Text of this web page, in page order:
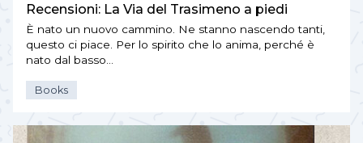
Recensioni: La Via del Trasimeno a piedi
È nato un nuovo cammino. Ne stanno nascendo tanti,
questo ci piace. Per lo spirito che lo anima, perché è
nato dal basso…
Books